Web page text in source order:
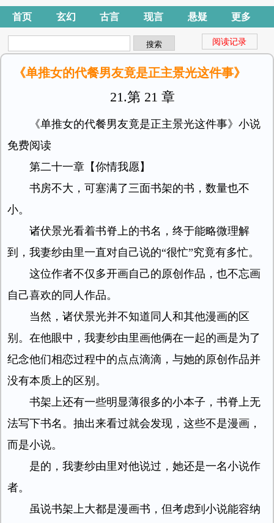
首页 玄幻 古言 现言 悬疑 更多
阅读记录
《单推女的代餐男友竟是正主景光这件事》
21.第 21 章
《单推女的代餐男友竟是正主景光这件事》小说
免费阅读
第二十一章【你情我愿】
书房不大，可塞满了三面书架的书，数量也不
小。
诸伏景光看着书脊上的书名，终于能略微理解
到，我妻纱由里一直对自己说的“很忙”究竟有多忙。
这位作者不仅多开画自己的原创作品，也不忘画
自己喜欢的同人作品。
当然，诸伏景光并不知道同人和其他漫画的区
别。在他眼中，我妻纱由里画他俩在一起的画是为了
纪念他们相恋过程中的点点滴滴，与她的原创作品并
没有本质上的区别。
书架上还有一些明显薄很多的小本子，书脊上无
法写下书名。抽出来看过就会发现，这些不是漫画，
而是小说。
是的，我妻纱由里对他说过，她还是一名小说作
者。
虽说书架上大都是漫画书，但考虑到小说能容纳